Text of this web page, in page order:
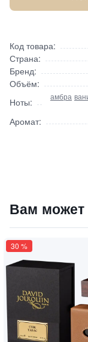
Код товара:
Страна:
Бренд:
Объём:
Ноты:
амбра
Аромат:
45000₽9
Вам может
30 %